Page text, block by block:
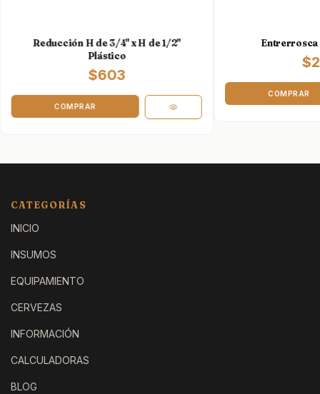
Reducción H de 3/4" x H de 1/2"
Plástico
$603
Entrerrosca
CATEGORÍAS
INICIO
INSUMOS
EQUIPAMIENTO
CERVEZAS
INFORMACIÓN
CALCULADORAS
BLOG